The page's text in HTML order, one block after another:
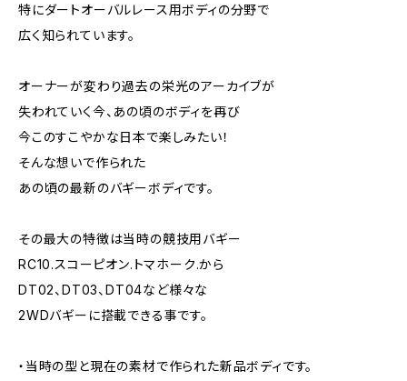
特にダートオーバルレース用ボディの分野で
広く知られています。
オーナーが変わり過去の栄光のアーカイブが
失われていく今、あの頃のボディを再び
今このすこやかな日本で楽しみたい！
そんな想いで作られた
あの頃の最新のバギーボディです。
その最大の特徴は当時の競技用バギー
RC10.スコーピオン.トマホーク.から
DT02、DT03、DT04など様々な
2WDバギーに搭載できる事です。
・当時の型と現在の素材で作られた新品ボディです。